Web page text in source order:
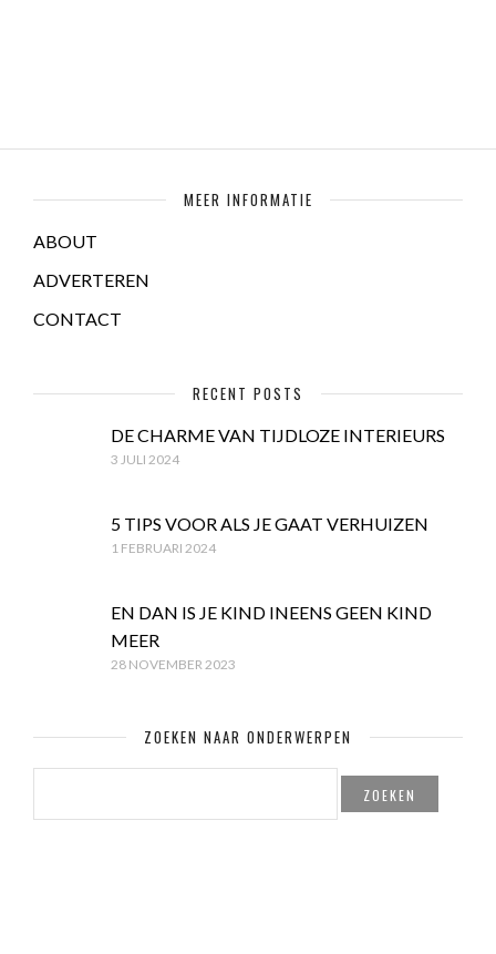
MEER INFORMATIE
ABOUT
ADVERTEREN
CONTACT
RECENT POSTS
DE CHARME VAN TIJDLOZE INTERIEURS
3 JULI 2024
5 TIPS VOOR ALS JE GAAT VERHUIZEN
1 FEBRUARI 2024
EN DAN IS JE KIND INEENS GEEN KIND
MEER
28 NOVEMBER 2023
ZOEKEN NAAR ONDERWERPEN
ZOEKEN